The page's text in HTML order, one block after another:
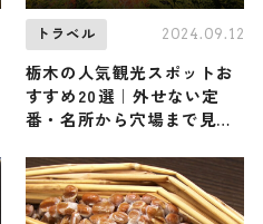
トラベル 2024.09.12
栃木の人気観光スポットお
すすめ20選｜外せない定
番・名所から穴場まで見ど